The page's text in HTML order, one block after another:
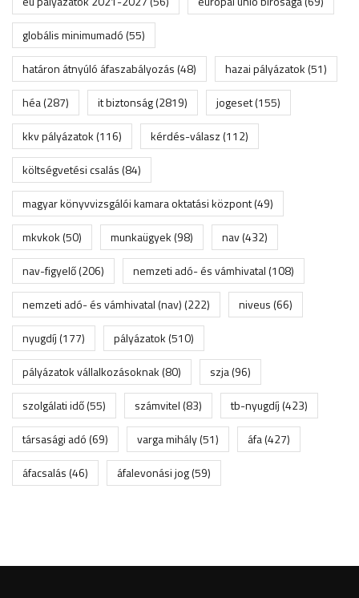
globális minimumadó(55)
határon átnyúló áfaszabályozás(48) hazai pályázatok(51)
héa(287) it biztonság(2819) jogeset(155)
kkv pályázatok(116) kérdés-válasz(112)
költségvetési csalás(84)
magyar könyvvizsgálói kamara oktatási központ(49)
mkvkok(50) munkaügyek(98) nav(432)
nav-figyelő(206) nemzeti adó- és vámhivatal(108)
nemzeti adó- és vámhivatal (nav)(222) niveus(66)
nyugdíj(177) pályázatok(510)
pályázatok vállalkozásoknak(80) szja(96)
szolgálati idő(55) számvitel(83) tb-nyugdíj(423)
társasági adó(69) varga mihály(51) áfa(427)
áfacsalás(46) áfalevonási jog(59)